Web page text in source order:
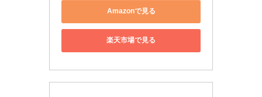
Amazonで見る
楽天市場で見る